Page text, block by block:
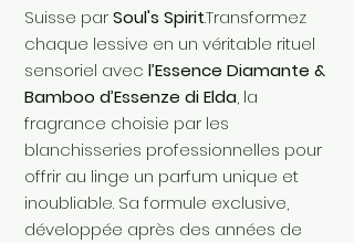
Suisse parSoul's Spirit.Transformez
chaque lessive en un véritable rituel
sensoriel avec l’Essence Diamante &
Bamboo d’Essenze di Elda, la
fragrance choisie par les
blanchisseries professionnelles pour
offrir au linge un parfum unique et
inoubliable. Sa formule exclusive,
développée après des années de